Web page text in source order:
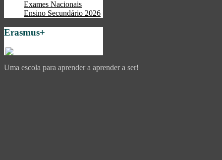
Exames Nacionais
Ensino Secundário 2026
Erasmus+
Uma escola para aprender a aprender a ser!